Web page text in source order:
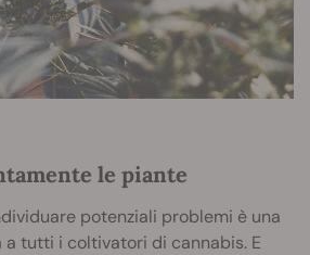
le piante
potenziali problemi è una
tutti i coltivatori di cannabis. E